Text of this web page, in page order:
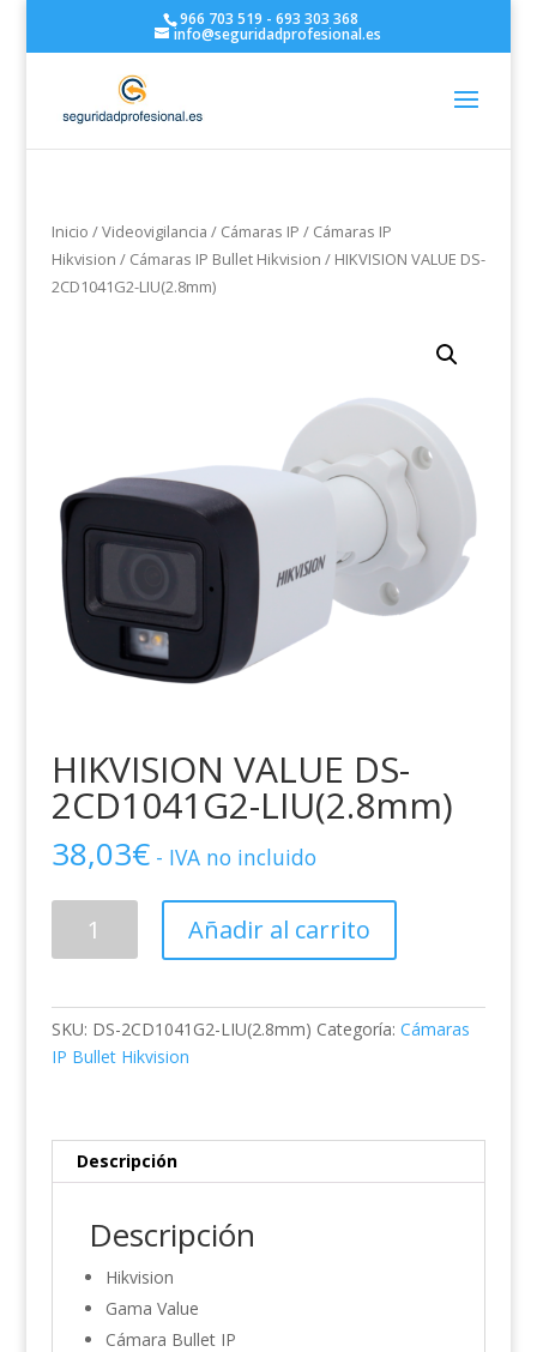
966 703 519 - 693 303 368
info@seguridadprofesional.es
Inicio /Videovigilancia / Cámaras IP / Cámaras IP
Hikvision / Cámaras IP Bullet Hikvision / HIKVISION VALUE DS-
2CD1041G2-LIU(2.8mm)
HIKVISION VALUE DS-
2CD1041G2-LIU(2.8mm)
38,03€ - IVA no incluido
VALUE
LIU(2.8mm)
cantidad
Añadir al carrito
SKU: DS-2CD1041G2-LIU(2.8mm) Categoría: Cámaras
IP Bullet Hikvision
Descripción
Descripción
Hikvision
Gama Value
Cámara Bullet IP